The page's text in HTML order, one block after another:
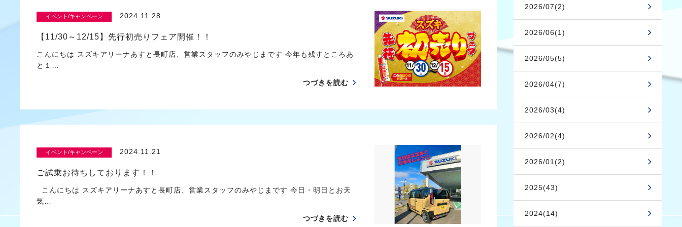
イベント/キャンペーン 2024.11.28
【11/30～12/15】先行初売りフェア開催！！
こんにちは スズキアリーナあすと長町店、営業スタッフのみやじまです 今年も残すところあ
と１…
つづきを読む
イベント/キャンペーン 2024.11.21
ご試乗お待ちしております！！
こんにちは スズキアリーナあすと長町店、営業スタッフのみやじまです 今日・明日とお天
気…
つづきを読む
2026/07(2)
2026/06(1)
2026/05(5)
2026/04(7)
2026/03(4)
2026/02(4)
2026/01(2)
2025(43)
2024(14)